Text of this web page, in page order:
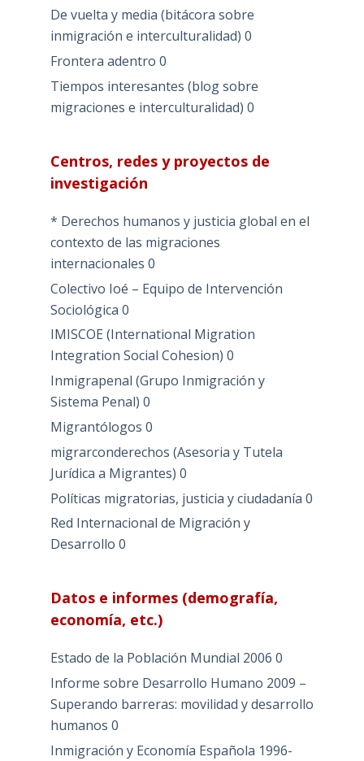
De vuelta y media (bitácora sobre
inmigración e interculturalidad) 0
Frontera adentro 0
Tiempos interesantes (blog sobre
migraciones e interculturalidad) 0
Centros, redes y proyectos de
investigación
* Derechos humanos y justicia global en el
contexto de las migraciones
internacionales 0
Colectivo Ioé – Equipo de Intervención
Sociológica 0
IMISCOE (International Migration
Integration Social Cohesion) 0
Inmigrapenal (Grupo Inmigración y
Sistema Penal) 0
Migrantólogos 0
migrarconderechos (Asesoria y Tutela
Jurídica a Migrantes) 0
Políticas migratorias, justicia y ciudadanía 0
Red Internacional de Migración y
Desarrollo 0
Datos e informes (demografía,
economía, etc.)
Estado de la Población Mundial 2006 0
Informe sobre Desarrollo Humano 2009 –
Superando barreras: movilidad y desarrollo
humanos 0
Inmigración y Economía Española 1996-